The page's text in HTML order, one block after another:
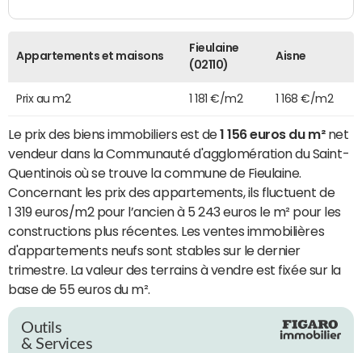
Appartements et maisons
Fieulaine
(02110)
Aisne
Prix au m2 1 181 €/m2 1 168 €/m2
Le prix des biens immobiliers est de1 156 euros du m²net
vendeur dans la Communauté d'agglomération du Saint-
Quentinois où se trouve la commune de Fieulaine.
Concernant les prix des appartements, ils fluctuent de
1 319 euros/m2 pour l’ancien à 5 243 euros le m² pour les
constructions plus récentes. Les ventes immobilières
d'appartements neufs sont stables sur le dernier
trimestre. La valeur des terrains à vendre est fixée sur la
base de 55 euros du m².
Outils
& Services